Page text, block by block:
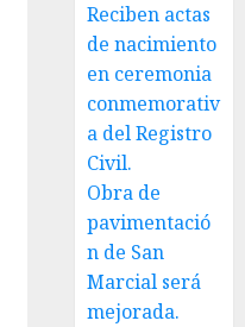
Reciben actas
de nacimiento
en ceremonia
conmemorativ
a del Registro
Civil.
Obra de
pavimentació
n de San
Marcial será
mejorada.